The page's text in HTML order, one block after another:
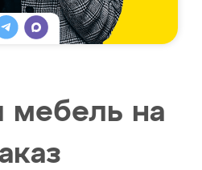
мебель на